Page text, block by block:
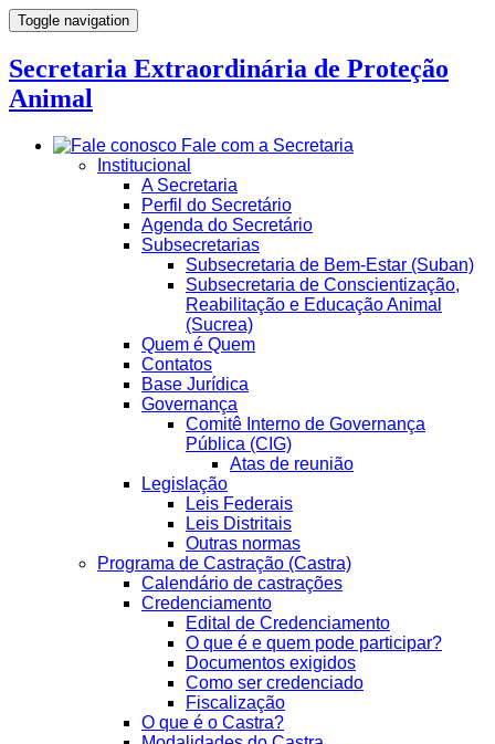
Toggle navigation
Secretaria Extraordinária de Proteção
Animal
Fale com a Secretaria
Institucional
A Secretaria
Perfil do Secretário
Agenda do Secretário
Subsecretarias
Subsecretaria de Bem-Estar (Suban)
Subsecretaria de Conscientização,
Reabilitação e Educação Animal
(Sucrea)
Quem é Quem
Contatos
Base Jurídica
Governança
Comitê Interno de Governança
Pública (CIG)
Atas de reunião
Legislação
Leis Federais
Leis Distritais
Outras normas
Programa de Castração (Castra)
Calendário de castrações
Credenciamento
Edital de Credenciamento
O que é e quem pode participar?
Documentos exigidos
Como ser credenciado
Fiscalização
O que é o Castra?